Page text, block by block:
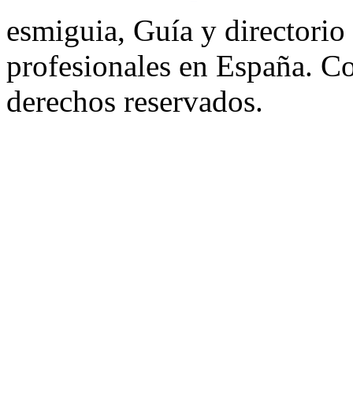
esmiguia, Guía y directorio
profesionales en España.
derechos reservados.